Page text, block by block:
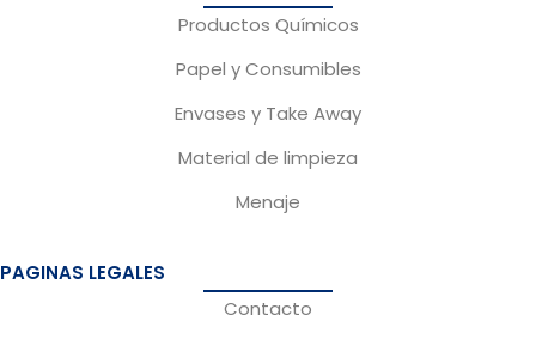
b
o
o
k
a
g
a
m
Productos Químicos
Papel y Consumibles
Envases y Take Away
Material de limpieza
Menaje
PAGINAS LEGALES
Contacto